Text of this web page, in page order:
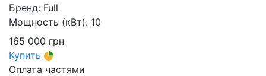
Бренд: Full
Мощность (кВт): 10
165 000 грн
Купить
Оплата частями